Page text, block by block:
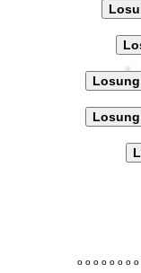
o o o o o o o o